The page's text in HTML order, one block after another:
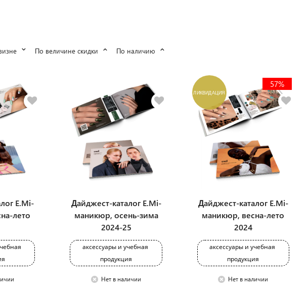
По величине скидки По наличию
E.Mi-
лето
Дайджест-каталог E.Mi-
маникюр, осень-зима
2024-25
аксессуары и учебная
продукция
Нет в наличии
ЛИКВИДАЦИЯ
57%
Дайджест-каталог E.Mi-
маникюр, весна-лето
2024
аксессуары и учебная
продукция
Нет в наличии